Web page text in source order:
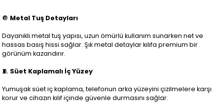
🔘 Metal Tuş Detayları
Dayanıklı metal tuş yapısı, uzun ömürlü kullanım sunarken net ve
hassas basış hissi sağlar. Şık metal detaylar kılıfa premium bir
görünüm kazandırır.
🧵 Süet Kaplamalı İç Yüzey
Yumuşak süet iç kaplama, telefonun arka yüzeyini çizilmelere karşı
korur ve cihazın kılıf içinde güvenle durmasını sağlar.